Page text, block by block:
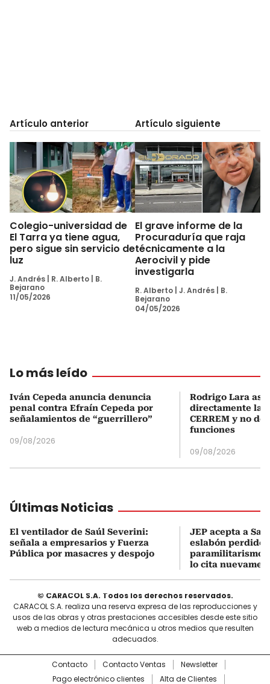
Artículo anterior
Colegio-universidad de
El Tarra ya tiene agua,
pero sigue sin servicio de
luz
J. Andrés R. Alberto
B.
Bejarano
11/05/2026
Artículo siguiente
El grave informe de la
Procuraduría que raja
técnicamente a la
Aerocivil y pide
investigarla
R. Alberto J. Andrés
B.
Bejarano
04/05/2026
Lo más leído
Iván Cepeda anuncia denuncia
penal contra Efraín Cepeda por
señalamientos de “guerrillero”
09/08/2026
Rodrigo Lara
directamente la
CERREM y no
funciones
09/08/2026
Últimas Noticias
El ventilador de Saúl Severini:
señala a empresarios y Fuerza
Pública por masacres y despojo
JEP acepta a
eslabón perdido
paramilitarismo
lo cita
© CARACOL S.A. Todos los derechos reservados.
CARACOL S.A. realiza una reserva expresa de las reproducciones y
usos de las obras y otras prestaciones accesibles desde este sitio
web a medios de lectura mecánica u otros medios que resulten
adecuados.
Contacto Contacto Ventas
Newsletter
Pago electrónico clientes
Alta de Clientes